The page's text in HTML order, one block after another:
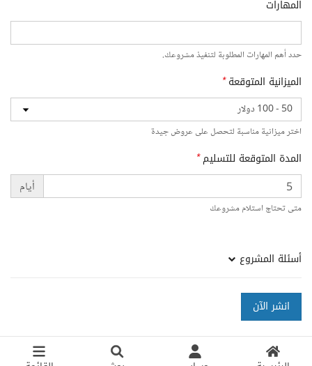
المهارات
حدد أهم المهارات المطلوبة لتنفيذ مشروعك.
الميزانية المتوقعة*
اختر ميزانية مناسبة لتحصل على عروض جيدة
المدة المتوقعة للتسليم*
أيام
متى تحتاج استلام مشروعك
أسئلة المشروع
انشر الآن